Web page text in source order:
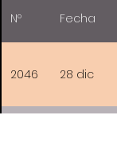
Nº Fecha
2046 28 dic